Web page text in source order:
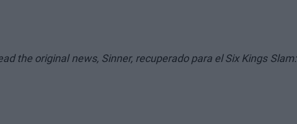
the original news, Sinner, recuperado para el Six Kings Slam: